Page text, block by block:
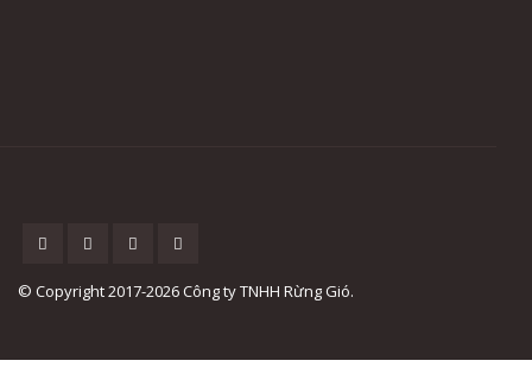
© Copyright 2017-2026 Công ty TNHH Rừng Gió.